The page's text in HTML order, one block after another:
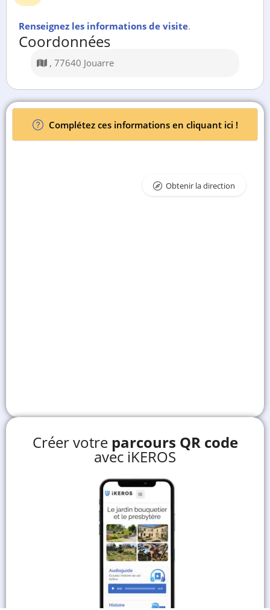
Renseignez les informations de visite.
Coordonnées
, 77640 Jouarre
Complétez ces informations en cliquant ici !
Obtenir la direction
Créer votre parcours QR code
avec iKEROS